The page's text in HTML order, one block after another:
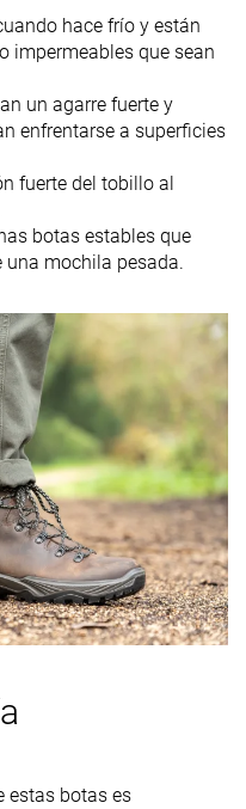
19.5 oz / 553g 20.6 oz / 585g
de
día
Trekking
Senderismo
✓
mm 14.0 mm
Tallan bien
Tallan un
-
Pequeña
Moderada
Estándar
hace frío y están
impermeables que sean
un agarre fuerte y
enfrentarse a superficies
fuerte del tobillo al
botas estables que
una mochila pesada.
estas botas es